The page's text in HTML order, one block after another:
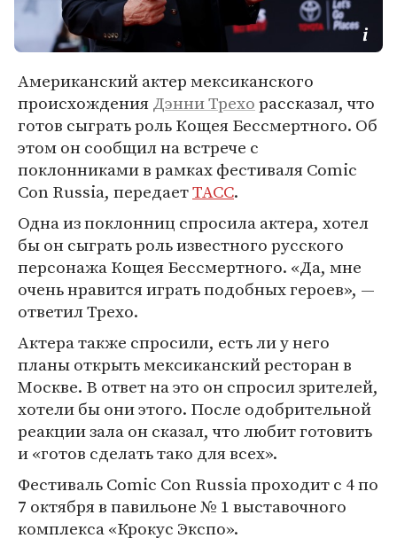
Американский актер мексиканского
происхожденияДэнни Трехорассказал, что
готов сыграть роль Кощея Бессмертного. Об
этом он сообщил на встрече с
поклонниками в рамках фестиваля Comic
Con Russia, передаетТАСС.
Одна из поклонниц спросила актера, хотел
бы он сыграть роль известного русского
персонажа Кощея Бессмертного. «Да, мне
очень нравится играть подобных героев», —
ответил Трехо.
Актера также спросили, есть ли у него
планы открыть мексиканский ресторан в
Москве. В ответ на это он спросил зрителей,
хотели бы они этого. После одобрительной
реакции зала он сказал, что любит готовить
и «готов сделать тако для всех».
Фестиваль Comic Con Russia проходит с 4 по
7 октября в павильоне № 1 выставочного
комплекса «Крокус Экспо».